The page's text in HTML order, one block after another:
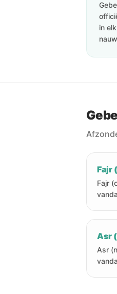
in
Fajr
Fajr
Asr
Asr